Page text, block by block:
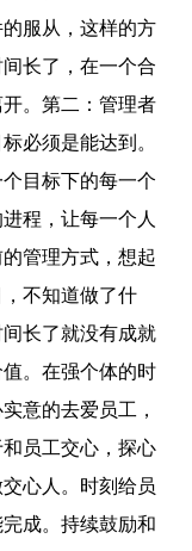
服从，这样的方
长了，在一个合
。第二：管理者
必须是能达到。
目标下的每一个
程，让每一个人
管理方式，想起
不知道做了什
长了就没有成就
。在强个体的时
意的去爱员工，
员工交心，探心
心人。时刻给员
成。持续鼓励和